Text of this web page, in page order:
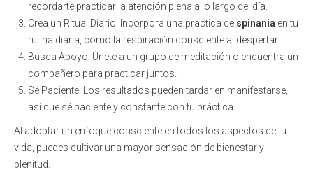
recordarte practicar la atención plena a lo largo del día.
Crea un Ritual Diario: Incorpora una práctica de spinania en tu
rutina diaria, como la respiración consciente al despertar.
Busca Apoyo: Únete a un grupo de meditación o encuentra un
compañero para practicar juntos.
Sé Paciente: Los resultados pueden tardar en manifestarse,
así que sé paciente y constante con tu práctica.
Al adoptar un enfoque consciente en todos los aspectos de tu
vida, puedes cultivar una mayor sensación de bienestar y
plenitud.